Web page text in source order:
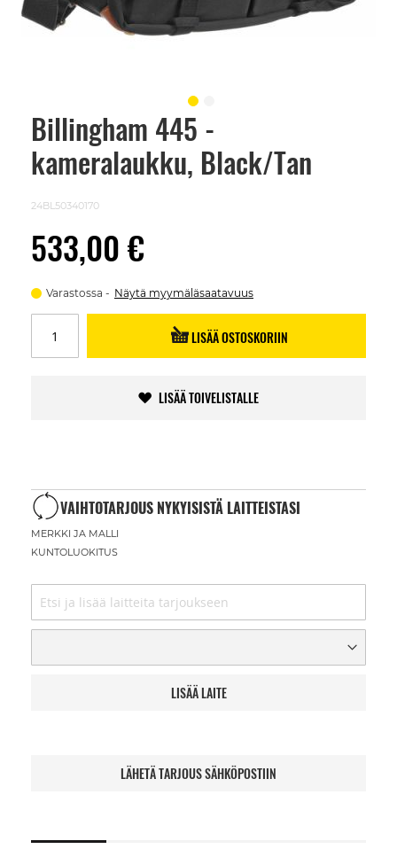
Billingham 445 -
kameralaukku, Black/Tan
24BL50340170
533,00 €
Varastossa Näytä myymäläsaatavuus
LISÄÄ OSTOSKORIIN
LISÄÄ TOIVELISTALLE
VAIHTOTARJOUS NYKYISISTÄ LAITTEISTASI
MERKKI JA MALLI
KUNTOLUOKITUS
LISÄÄ LAITE
LÄHETÄ TARJOUS SÄHKÖPOSTIIN
Skip
beginning
images